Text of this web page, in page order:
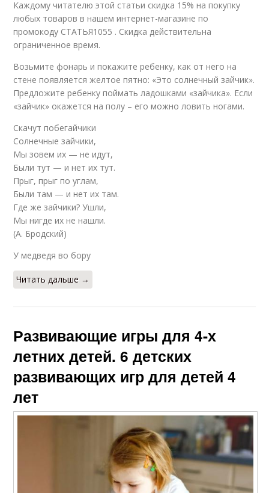
Каждому читателю этой статьи скидка 15% на покупку
любых товаров в нашем интернет-магазине по
промокоду СТАТЬЯ1055 . Скидка действительна
ограниченное время.
Возьмите фонарь и покажите ребенку, как от него на
стене появляется желтое пятно: «Это солнечный зайчик».
Предложите ребенку поймать ладошками «зайчика». Если
«зайчик» окажется на полу – его можно ловить ногами.
Скачут побегайчики
Солнечные зайчики,
Мы зовем их — не идут,
Были тут — и нет их тут.
Прыг, прыг по углам,
Были там — и нет их там.
Где же зайчики? Ушли,
Мы нигде их не нашли.
(А. Бродский)
У медведя во бору
Читать дальше →
Развивающие игры для 4-х
летних детей. 6 детских
развивающих игр для детей 4
лет